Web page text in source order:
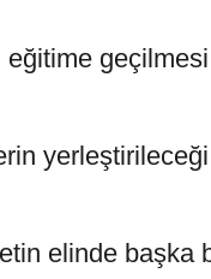
elinde başka